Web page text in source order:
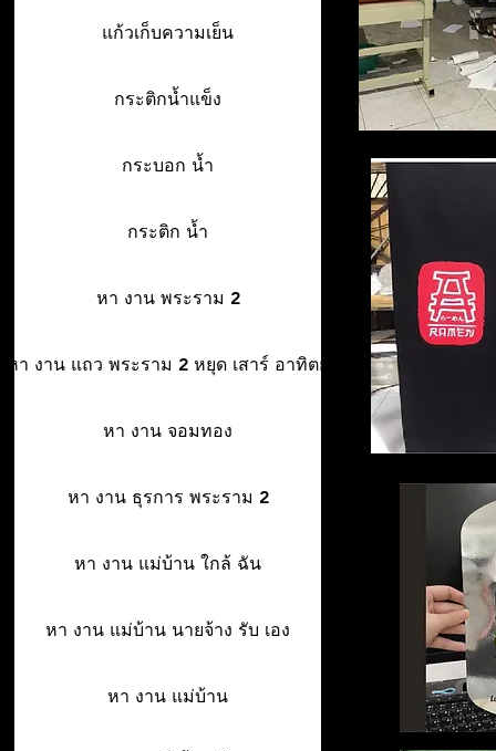
แก้วเก็บความเย็น
กระติกน้ำแข็ง
กระบอก น้ำ
กระติก น้ำ
หา งาน พระราม 2
หา งาน แถว พระราม 2 หยุด เสาร์ อาทิตย์
หา งาน จอมทอง
หา งาน ธุรการ พระราม 2
หา งาน แม่บ้าน ใกล้ ฉัน
หา งาน แม่บ้าน นายจ้าง รับ เอง
หา งาน แม่บ้าน